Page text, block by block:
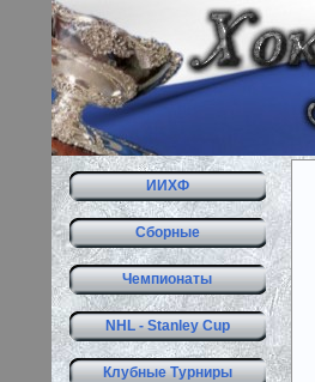
ИИХФ
Сборные
Чемпионаты
NHL - Stanley Cup
Клубные Турниры